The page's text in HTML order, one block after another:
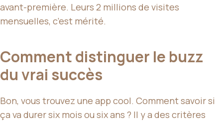
avant-première. Leurs 2 millions de visites
mensuelles, c’est mérité.
Comment distinguer le buzz
du vrai succès
Bon, vous trouvez une app cool. Comment savoir si
ça va durer six mois ou six ans ? Il y a des critères